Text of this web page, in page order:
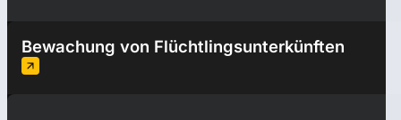
Bewachung von Flüchtlingsunterkünften